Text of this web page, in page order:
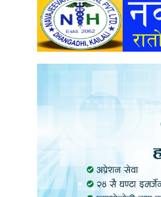
अन्तर्वार्ता
खेलकुद